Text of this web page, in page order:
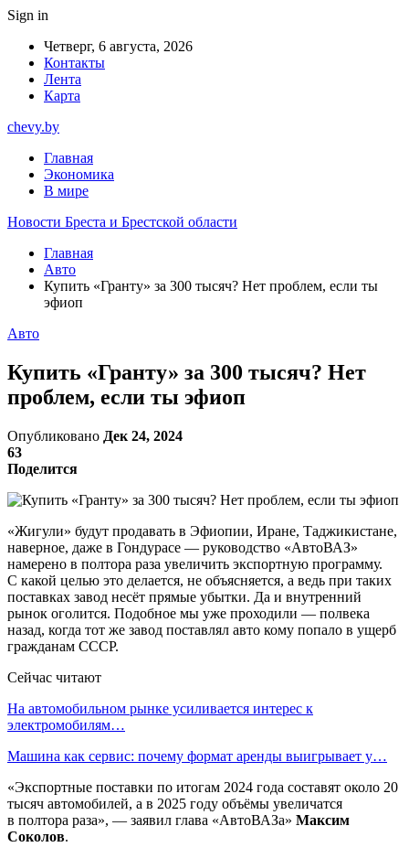
Sign in
Четверг, 6 августа, 2026
Контакты
Лента
Карта
chevy.by
Главная
Экономика
В мире
Новости Бреста и Брестской области
Главная
Авто
Купить «Гранту» за 300 тысяч? Нет проблем, если ты
эфиоп
Авто
Купить «Гранту» за 300 тысяч? Нет
проблем, если ты эфиоп
Опубликовано Дек 24, 2024
63
Поделится
«Жигули» будут продавать в Эфиопии, Иране, Таджикистане,
наверное, даже в Гондурасе — руководство «АвтоВАЗ»
намерено в полтора раза увеличить экспортную программу.
С какой целью это делается, не объясняется, а ведь при таких
поставках завод несёт прямые убытки. Да и внутренний
рынок оголится. Подобное мы уже проходили — полвека
назад, когда тот же завод поставлял авто кому попало в ущерб
гражданам СССР.
Сейчас читают
На автомобильном рынке усиливается интерес к
электромобилям…
Машина как сервис: почему формат аренды выигрывает у…
«Экспортные поставки по итогам 2024 года составят около 20
тысяч автомобилей, а в 2025 году объёмы увеличатся
в полтора раза», — заявил глава «АвтоВАЗа» Максим
Соколов.